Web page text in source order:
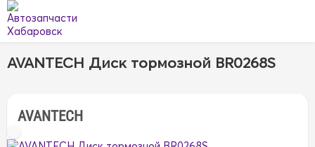
AVANTECH Диск тормозной BR0268S
AVANTECH